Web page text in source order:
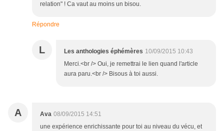
relation" ! Ca vaut au moins un bisou.
Répondre
L Les anthologies éphémères 10/09/2015 10:43
Merci.<br /> Oui, je remettrai le lien quand l'article
aura paru.<br /> Bisous à toi aussi.
A Ava 08/09/2015 14:51
une expérience enrichissante pour toi au niveau du vécu, et